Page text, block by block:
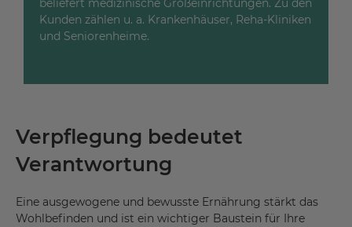
beliefert medizinische Großeinrichtungen. Zu den
Kunden zählen u. a. Krankenhäuser, Reha-Kliniken
und Seniorenheime.
Verpflegung bedeutet
Verantwortung
Eine ausgewogene und bewusste Ernährung stärkt das
Wohlbefinden und ist ein wichtiger Baustein für Ihre